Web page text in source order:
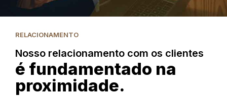
RELACIONAMENTO
Nosso relacionamento com os clientes
é fundamentado na
proximidade.